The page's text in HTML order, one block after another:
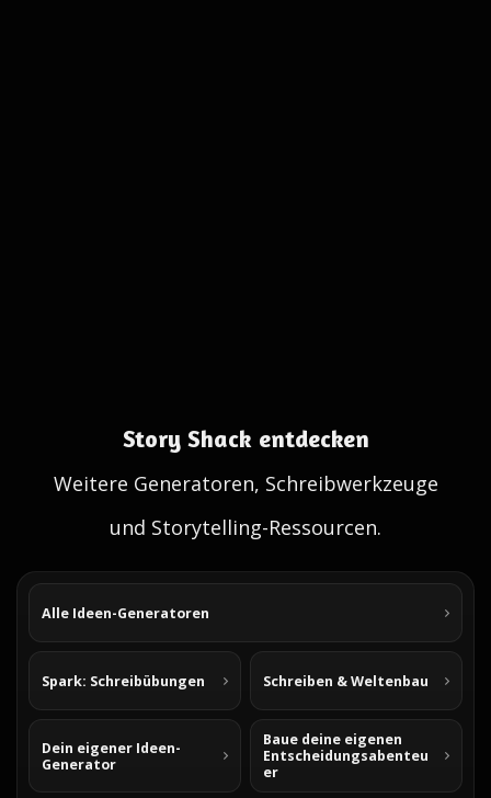
Story Shack entdecken
Weitere Generatoren, Schreibwerkzeuge
und Storytelling-Ressourcen.
Alle Ideen-Generatoren
Spark: Schreibübungen Schreiben & Weltenbau
Dein eigener Ideen-
Generator
Baue deine eigenen
Entscheidungsabenteu
er